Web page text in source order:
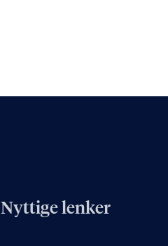
Nyttige lenker